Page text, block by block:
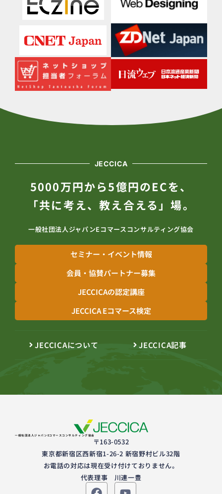
JECCICA
5000万円から5億円のECを、
「共に考え、教え合える」場。
一般社団法人ジャパンEコマースコンサルティング協会
セミナー・イベント情報
会員・協賛パートナー募集
JECCICAの認定講座
JECCICA Eコマース検定
JECCICAについて JECCICA記事
一般社団法人ジャパンEコマースコンサルティング協会
〒163-0532
東京都新宿区西新宿1-26-2 新宿野村ビル32階
お電話の対応は現在受け付けておりません。
代表理事 川連一豊